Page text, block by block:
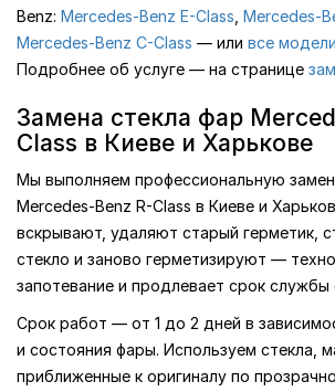
Benz: Mercedes-Benz E-Class Mercedes-
Mercedes-Benz C-Class — или все
Подробнее об услуге — на странице
Замена стекла фар
Class в Киеве и Харькове
Мы выполняем профессиональную
Mercedes-Benz R-Class в Киеве и
вскрывают, удаляют старый герметик,
стекло и заново герметизируют —
запотевание и продлевает срок службы
Срок работ — от 1 до 2 дней в
и состояния фары. Используем стекла,
приближенные к оригиналу по